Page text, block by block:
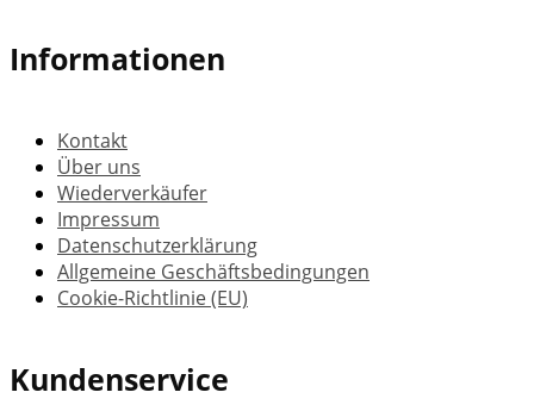
Informationen
Kontakt
Über uns
Wiederverkäufer
Impressum
Datenschutzerklärung
Allgemeine Geschäftsbedingungen
Cookie-Richtlinie (EU)
Kundenservice